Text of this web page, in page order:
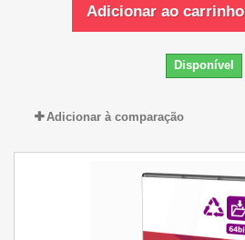
Adicionar ao carrinho
Disponível
Adicionar à comparação